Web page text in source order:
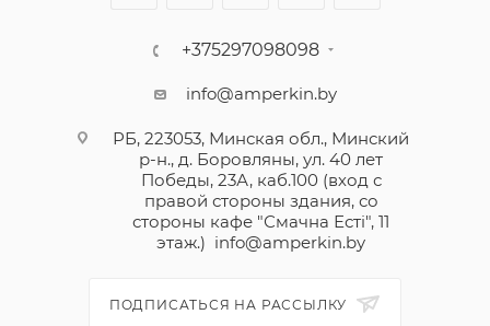
+375297098098
info@amperkin.by
РБ, 223053, Минская обл., Минский
р-н., д. Боровляны, ул. 40 лет
Победы, 23А, каб.100 (вход с
правой стороны здания, со
стороны кафе "Смачна Естi", 11
этаж.) info@amperkin.by
ПОДПИСАТЬСЯ НА РАССЫЛКУ